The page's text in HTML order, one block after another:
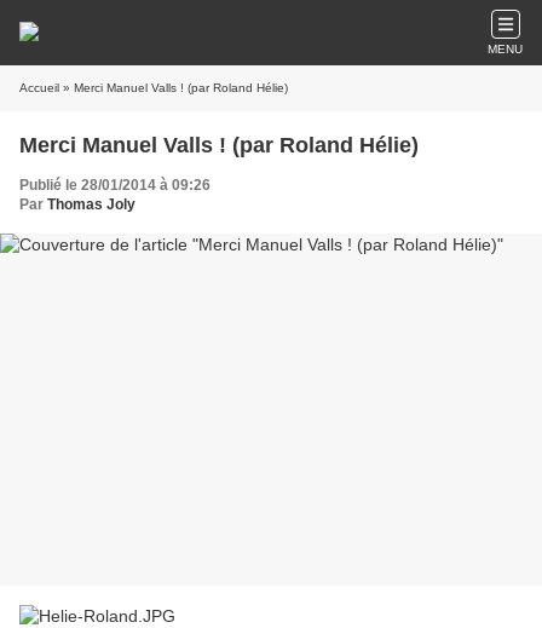
MENU
Accueil » Merci Manuel Valls ! (par Roland Hélie)
Merci Manuel Valls ! (par Roland Hélie)
Publié le 28/01/2014 à 09:26
Par Thomas Joly